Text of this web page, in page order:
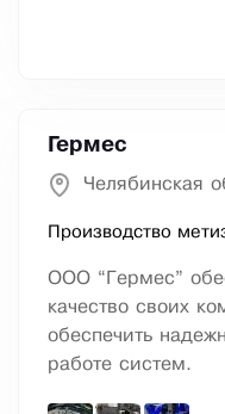
Гермес
Челябинская
Производство
ООО “Гермес”
качество своих
обеспечить
работе систем.